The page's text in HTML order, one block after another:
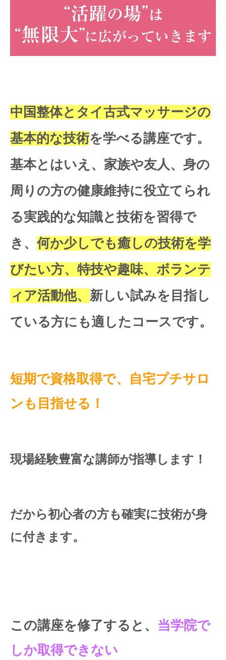
中国整体とタイ古式マッサージの
基本的な技術を学べる講座です。
基本とはいえ、家族や友人、身の
周りの方の健康維持に役立てられ
る実践的な知識と技術を習得で
き、何か少しでも癒しの技術を学
びたい方、特技や趣味、ボランテ
ィア活動他、 新しい試みを目指し
ている方にも適したコースです。
短期で資格取得で、自宅プチサロ
ンも目指せる！
現場経験豊富な講師が指導します！
だから初心者の方も確実に技術が身
に付きます。
この講座を修了すると、 当学院で
しか取得できない